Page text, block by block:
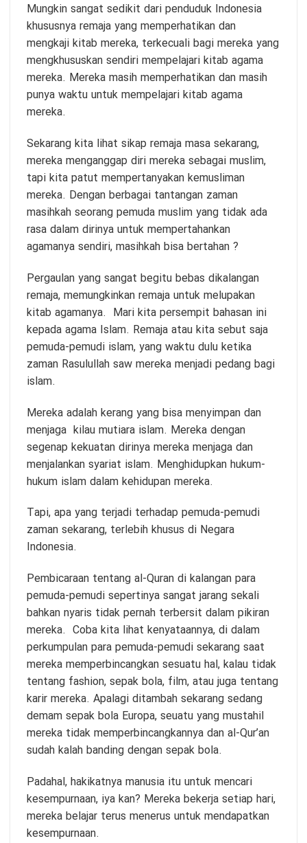
Mungkin sangat sedikit dari penduduk Indonesia
khususnya remaja yang memperhatikan dan
mengkaji kitab mereka, terkecuali bagi mereka yang
mengkhususkan sendiri mempelajari kitab agama
mereka. Mereka masih memperhatikan dan masih
punya waktu untuk mempelajari kitab agama
mereka.
Sekarang kita lihat sikap remaja masa sekarang,
mereka menganggap diri mereka sebagai muslim,
tapi kita patut mempertanyakan kemusliman
mereka. Dengan berbagai tantangan zaman
masihkah seorang pemuda muslim yang tidak ada
rasa dalam dirinya untuk mempertahankan
agamanya sendiri, masihkah bisa bertahan ?
Pergaulan yang sangat begitu bebas dikalangan
remaja, memungkinkan remaja untuk melupakan
kitab agamanya. Mari kita persempit bahasan ini
kepada agama Islam. Remaja atau kita sebut saja
pemuda-pemudi islam, yang waktu dulu ketika
zaman Rasulullah saw mereka menjadi pedang bagi
islam.
Mereka adalah kerang yang bisa menyimpan dan
menjaga kilau mutiara islam. Mereka dengan
segenap kekuatan dirinya mereka menjaga dan
menjalankan syariat islam. Menghidupkan hukum-
hukum islam dalam kehidupan mereka.
Tapi, apa yang terjadi terhadap pemuda-pemudi
zaman sekarang, terlebih khusus di Negara
Indonesia.
Pembicaraan tentang al-Quran di kalangan para
pemuda-pemudi sepertinya sangat jarang sekali
bahkan nyaris tidak pernah terbersit dalam pikiran
mereka. Coba kita lihat kenyataannya, di dalam
perkumpulan para pemuda-pemudi sekarang saat
mereka memperbincangkan sesuatu hal, kalau tidak
tentang fashion, sepak bola, film, atau juga tentang
karir mereka. Apalagi ditambah sekarang sedang
demam sepak bola Europa, seuatu yang mustahil
mereka tidak memperbincangkannya dan al-Qur’an
sudah kalah banding dengan sepak bola.
Padahal, hakikatnya manusia itu untuk mencari
kesempurnaan, iya kan? Mereka bekerja setiap hari,
mereka belajar terus menerus untuk mendapatkan
kesempurnaan.